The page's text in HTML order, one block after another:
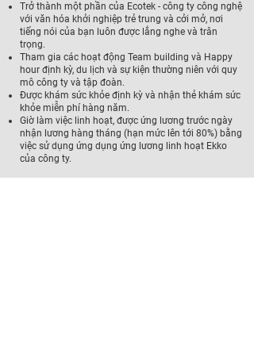
Trở thành một phần của Ecotek - công ty công nghệ
với văn hóa khởi nghiệp trẻ trung và cởi mở, nơi
tiếng nói của bạn luôn được lắng nghe và trân
trọng.
Tham gia các hoạt động Team building và Happy
hour định kỳ, du lịch và sự kiện thường niên với quy
mô công ty và tập đoàn.
Được khám sức khỏe định kỳ và nhận thẻ khám sức
khỏe miễn phí hàng năm.
Giờ làm việc linh hoạt, được ứng lương trước ngày
nhận lương hàng tháng (hạn mức lên tới 80%) bằng
việc sử dụng ứng dụng ứng lương linh hoạt Ekko
của công ty.